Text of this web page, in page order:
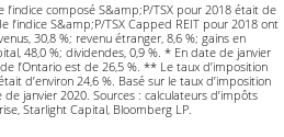
composé S&amp;P/TSX pour 2018 était de
l’indice S&amp;P/TSX Capped REIT pour 2018 ont
30,8 %; revenu étranger, 8,6 %; gains en
48,0 %; dividendes, 0,9 %. * En date de janvier
l’Ontario est de 26,5 %. ** Le taux d’imposition
d’environ 24,6 %. Basé sur le taux d’imposition
janvier 2020. Sources : calculateurs d’impôts
Starlight Capital, Bloomberg LP.